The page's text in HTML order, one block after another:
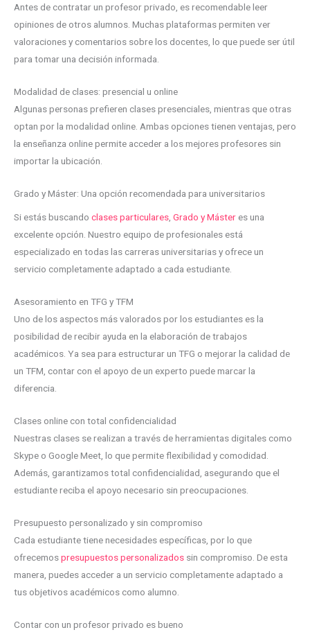
Antes de contratar un profesor privado, es recomendable leer
opiniones de otros alumnos. Muchas plataformas permiten ver
valoraciones y comentarios sobre los docentes, lo que puede ser útil
para tomar una decisión informada.
Modalidad de clases: presencial u online
Algunas personas prefieren clases presenciales, mientras que otras
optan por la modalidad online. Ambas opciones tienen ventajas, pero
la enseñanza online permite acceder a los mejores profesores sin
importar la ubicación.
Grado y Máster: Una opción recomendada para universitarios
Si estás buscando clases particulares Grado y Máster es una
excelente opción. Nuestro equipo de profesionales está
especializado en todas las carreras universitarias y ofrece un
servicio completamente adaptado a cada estudiante.
Asesoramiento en TFG y TFM
Uno de los aspectos más valorados por los estudiantes es la
posibilidad de recibir ayuda en la elaboración de trabajos
académicos. Ya sea para estructurar un TFG o mejorar la calidad de
un TFM, contar con el apoyo de un experto puede marcar la
diferencia.
Clases online con total confidencialidad
Nuestras clases se realizan a través de herramientas digitales como
Skype o Google Meet, lo que permite flexibilidad y comodidad.
Además, garantizamos total confidencialidad, asegurando que el
estudiante reciba el apoyo necesario sin preocupaciones.
Presupuesto personalizado y sin compromiso
Cada estudiante tiene necesidades específicas, por lo que
ofrecemospresupuestos personalizados sin compromiso. De esta
manera, puedes acceder a un servicio completamente adaptado a
tus objetivos académicos como alumno.
Contar con un profesor privado es bueno